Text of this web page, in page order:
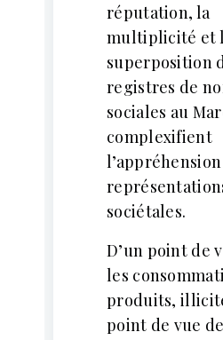
réputation, la
multiplicité et
superposition
registres de
sociales au
complexifient
sociétales.
D’un point de
les
produits,
point de vue